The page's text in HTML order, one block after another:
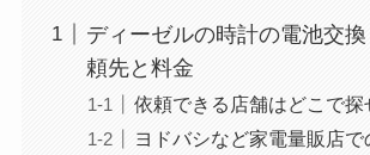
ディーゼルの時計の電池交
頼先と料金
依頼できる店舗はどこで探
ヨドバシなど家電量販店で